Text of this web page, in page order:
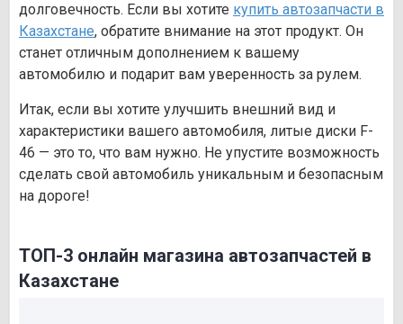
долговечность. Если вы хотите купить автозапчасти в
Казахстане, обратите внимание на этот продукт. Он
станет отличным дополнением к вашему
автомобилю и подарит вам уверенность за рулем.
Итак, если вы хотите улучшить внешний вид и
характеристики вашего автомобиля, литые диски F-
46 — это то, что вам нужно. Не упустите возможность
сделать свой автомобиль уникальным и безопасным
на дороге!
ТОП-3 онлайн магазина автозапчастей в
Казахстане